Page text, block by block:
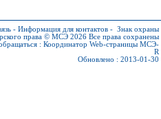
- Информация для контактов - Знак охраны
права © МСЭ 2026 Все права сохранены
: Координатор Web-страницы МСЭ-
R
Обновлено : 2013-01-30